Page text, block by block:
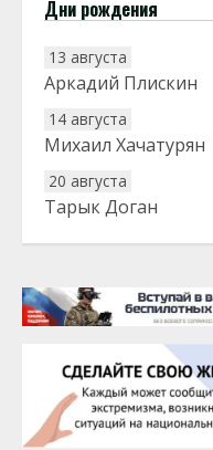
Дни рождения
13 августа
Аркадий Плискин
14 августа
Михаил Хачатурян
20 августа
Тарык Доган
22 августа
25 августа
Сэсэгма Бубеева
28 августа
Чингиз Мустафаев
29 августа